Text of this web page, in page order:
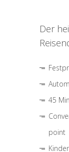
Der
45
point